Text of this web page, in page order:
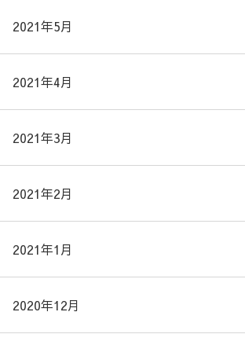
2021年5月
2021年4月
2021年3月
2021年2月
2021年1月
2020年12月